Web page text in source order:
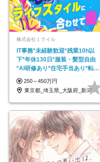
株式会社ミライル
IT事務*未経験歓迎*残業10h以
下*年休130日*服装・髪型自由
*AI研修あり*住宅手当あり*転勤
なし
250～450万円
東京都_埼玉県_大阪府_新潟県_福岡県